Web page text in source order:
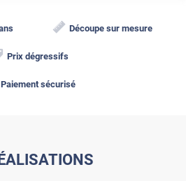
Découpe sur mesure
Prix dégressifs
Paiement sécurisé